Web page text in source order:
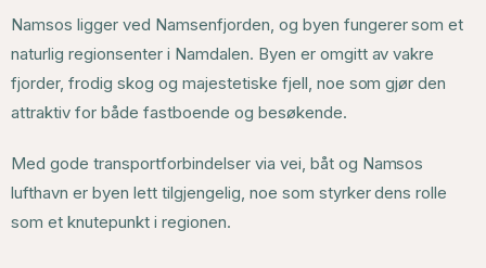
Namsos ligger ved Namsenfjorden, og byen fungerer som et
naturlig regionsenter i Namdalen. Byen er omgitt av vakre
fjorder, frodig skog og majestetiske fjell, noe som gjør den
attraktiv for både fastboende og besøkende.
Med gode transportforbindelser via vei, båt og Namsos
lufthavn er byen lett tilgjengelig, noe som styrker dens rolle
som et knutepunkt i regionen.